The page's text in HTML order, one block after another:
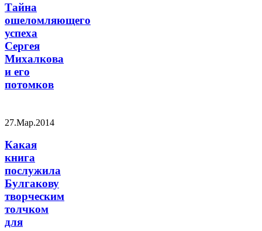
Тайна
ошеломляющего
успеха
Сергея
Михалкова
и его
потомков
27.Мар.2014
Какая
книга
послужила
Булгакову
творческим
толчком
для